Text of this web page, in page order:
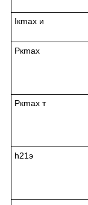
Iкmax и
Pкmax
Pкmax т
h21э